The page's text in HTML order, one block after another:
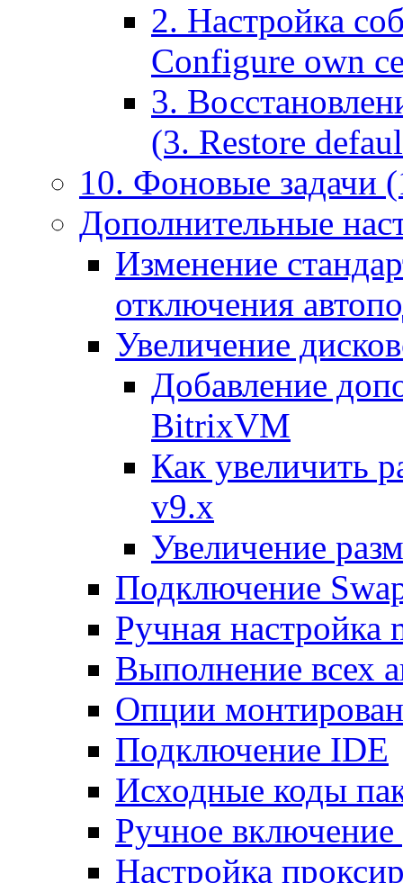
2. Настройка
Configure own
3.
(3. Restore
10. Фоновые задачи
Дополнительные
Изменение
отключения
Увеличение
Добавление
BitrixVM
Как увеличить
v9.x
Увеличение
Подключение
Ручная настройка
Выполнение всех
Опции
Подключение IDE
Исходные коды
Ручное
Настройка